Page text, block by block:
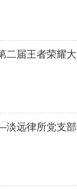
二届王者荣耀
远律所党支部